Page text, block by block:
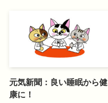
元気新聞：良い睡眠から健
康に！